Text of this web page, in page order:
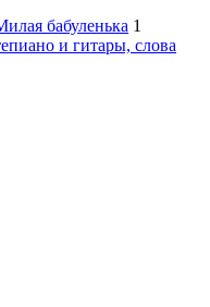
бабуленька 1
и гитары, слова